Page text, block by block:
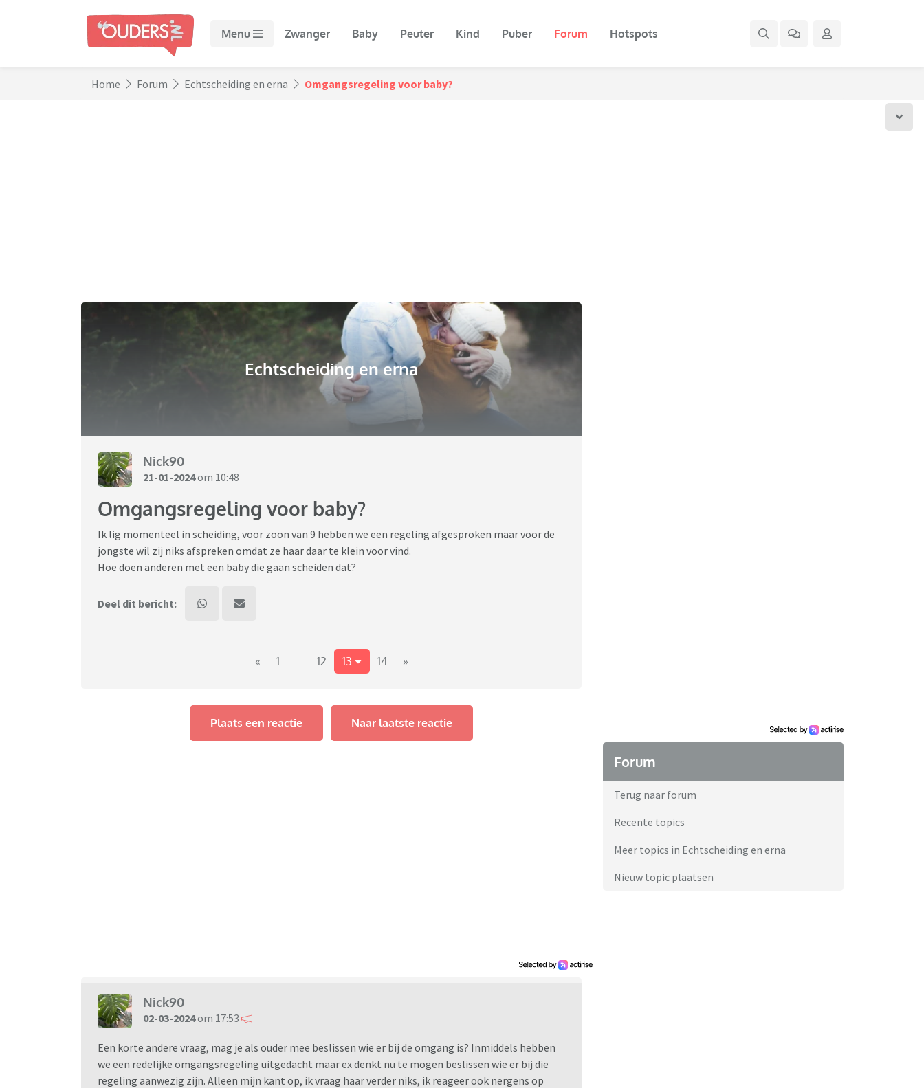
Menu Zwanger Baby Peuter Kind Puber Forum Hotspots
Home Forum Echtscheiding en erna Omgangsregeling voor baby?
Echtscheiding en erna
Nick90
21-01-2024om 10:48
Omgangsregeling voor baby?
Ik lig momenteel in scheiding, voor zoon van 9 hebben we een regeling afgesproken maar voor de
jongste wil zij niks afspreken omdat ze haar daar te klein voor vind.
Hoe doen anderen met een baby die gaan scheiden dat?
Deel dit bericht:
« 1 .. 12 13 14 »
Plaats een reactie Naar laatste reactie
Nick90
02-03-2024om 17:53
Een korte andere vraag, mag je als ouder mee beslissen wie er bij de omgang is? Inmiddels hebben
we een redelijke omgangsregeling uitgedacht maar ex denkt nu te mogen beslissen wie er bij die
regeling aanwezig zijn. Alleen mijn kant op, ik vraag haar verder niks, ik reageer ook nergens op
Forum
Terug naar forum
Recente topics
Meer topics in Echtscheiding en erna
Nieuw topic plaatsen